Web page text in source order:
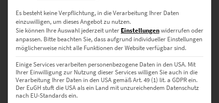
Individuelle Größen – Passend für
jeden Raum
30 x 20 cm– Ideal für kleinere Arbeitsbereiche oder kreative
Nischen.
45 x 30 cm– Perfekt für moderne Studios oder Homeoffices.
60 x 40 cm– Bringt futuristischen Flair in Wohnräume oder
Showrooms.
75 x 50 cm– Ausdrucksstarker Blickfang für Agenturen oder
Es besteht keine Verpflichtung, in die Verarbeitung Ihrer Daten
einzuwilligen, um dieses Angebot zu nutzen.
Sie können Ihre Auswahl jederzeit unter Einstellungenwiderrufen oder
anpassen. Bitte beachten Sie, dass aufgrund individueller Einstellungen
möglicherweise nicht alle Funktionen der Website verfügbar sind.
Einige Services verarbeiten personenbezogene Daten in den USA. Mit
Ihrer Einwilligung zur Nutzung dieser Services willigen Sie auch in die
Verarbeitung Ihrer Daten in den USA gemäß Art. 49 (1) lit. a GDPR ein.
Der EuGH stuft die USA als ein Land mit unzureichendem Datenschutz
nach EU-Standards ein.